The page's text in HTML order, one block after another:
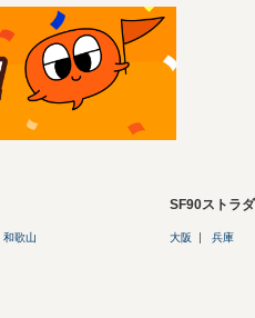
和歌山
SF90ストラ
大阪 兵庫